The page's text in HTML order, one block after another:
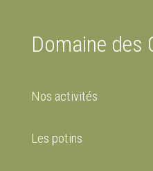
Domaine des
Nos activités
Les potins